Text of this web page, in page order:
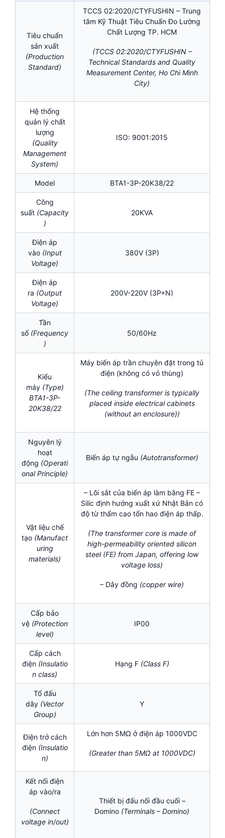
Tiêu chuẩn
sản xuất
(Production
Standard)
TCCS 02:2020/CTYFUSHIN – Trung
tâm Kỹ Thuật Tiêu Chuẩn Đo Lường
Chất Lượng TP. HCM
(TCCS 02:2020/CTYFUSHIN –
Technical Standards and Quality
Measurement Center, Ho Chi Minh
City)
Hệ thống
quản lý chất
lượng
(Quality
Management
System)
ISO: 9001:2015
Model BTA1-3P-20K38/22
Công
suất (Capacity
)
20KVA
Điện áp
vào (Input
Voltage)
380V (3P)
Điện áp
ra (Output
Voltage)
200V-220V (3P+N)
Tần
số (Frequency
)
50/60Hz
Kiểu
máy (Type)
BTA1-3P-
20K38/22
Máy biến áp trần chuyên đặt trong tủ
điện (không có vỏ thùng)
(The ceiling transformer is typically
placed inside electrical cabinets
(without an enclosure))
Nguyên lý
hoạt
động (Operati
onal Principle)
Biến áp tự ngẫu (Autotransformer)
Vật liệu chế
tạo (Manufact
uring
materials)
– Lõi sắt của biến áp làm bằng FE –
Silic định hướng xuất xứ Nhật Bản có
độ từ thẩm cao tổn hao điện áp thấp.
(The transformer core is made of
high-permeability oriented silicon
steel (FE) from Japan, offering low
voltage loss)
– Dây đồng (copper wire)
Cấp bảo
vệ (Protection
level)
IP00
Cấp cách
điện (Insulatio
n class)
Hạng F (Class F)
Tổ đấu
dây (Vector
Group)
Y
Điện trở cách
điện (Insulatio
n)
Lớn hơn 5MΩ ở điện áp 1000VDC
(Greater than 5MΩ at 1000VDC)
Kết nối điện
áp vào/ra
(Connect
voltage in/out)
Thiết bị đấu nối đầu cuối –
Domino (Terminals – Domino)